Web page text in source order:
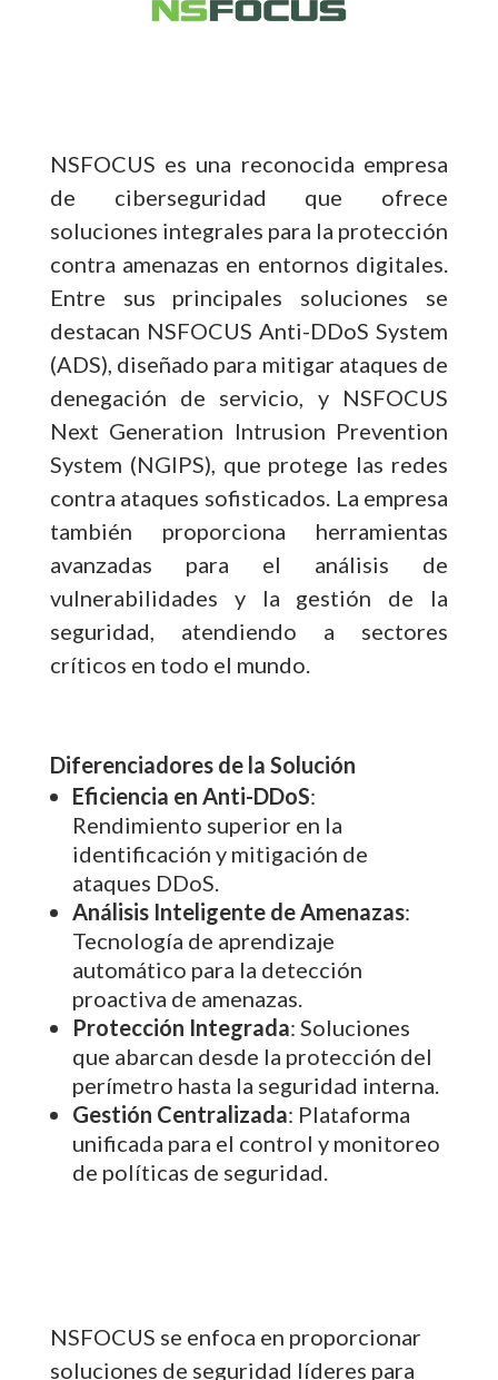
NSFOCUS es una reconocida empresa
de ciberseguridad que ofrece
soluciones integrales para la protección
contra amenazas en entornos digitales.
Entre sus principales soluciones se
destacan NSFOCUS Anti-DDoS System
(ADS), diseñado para mitigar ataques de
denegación de servicio, y NSFOCUS
Next Generation Intrusion Prevention
System (NGIPS), que protege las redes
contra ataques sofisticados. La empresa
también proporciona herramientas
avanzadas para el análisis de
vulnerabilidades y la gestión de la
seguridad, atendiendo a sectores
críticos en todo el mundo.
Diferenciadores de la Solución
Eficiencia en Anti-DDoS:
Rendimiento superior en la
identificación y mitigación de
ataques DDoS.
Análisis Inteligente de Amenazas:
Tecnología de aprendizaje
automático para la detección
proactiva de amenazas.
Protección Integrada: Soluciones
que abarcan desde la protección del
perímetro hasta la seguridad interna.
Gestión Centralizada: Plataforma
unificada para el control y monitoreo
de políticas de seguridad.
NSFOCUS se enfoca en proporcionar
soluciones de seguridad líderes para